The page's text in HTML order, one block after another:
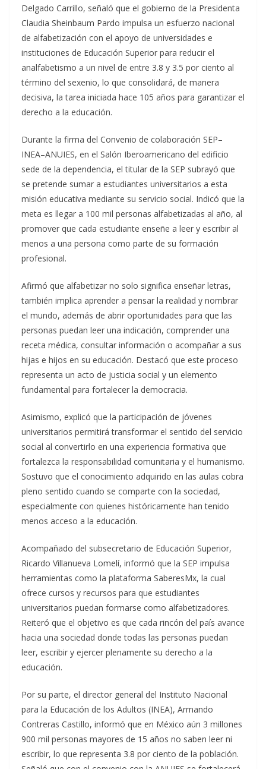
Delgado Carrillo, señaló que el gobierno de la Presidenta
Claudia Sheinbaum Pardo impulsa un esfuerzo nacional
de alfabetización con el apoyo de universidades e
instituciones de Educación Superior para reducir el
analfabetismo a un nivel de entre 3.8 y 3.5 por ciento al
término del sexenio, lo que consolidará, de manera
decisiva, la tarea iniciada hace 105 años para garantizar el
derecho a la educación.
Durante la firma del Convenio de colaboración SEP–
INEA–ANUIES, en el Salón Iberoamericano del edificio
sede de la dependencia, el titular de la SEP subrayó que
se pretende sumar a estudiantes universitarios a esta
misión educativa mediante su servicio social. Indicó que la
meta es llegar a 100 mil personas alfabetizadas al año, al
promover que cada estudiante enseñe a leer y escribir al
menos a una persona como parte de su formación
profesional.
Afirmó que alfabetizar no solo significa enseñar letras,
también implica aprender a pensar la realidad y nombrar
el mundo, además de abrir oportunidades para que las
personas puedan leer una indicación, comprender una
receta médica, consultar información o acompañar a sus
hijas e hijos en su educación. Destacó que este proceso
representa un acto de justicia social y un elemento
fundamental para fortalecer la democracia.
Asimismo, explicó que la participación de jóvenes
universitarios permitirá transformar el sentido del servicio
social al convertirlo en una experiencia formativa que
fortalezca la responsabilidad comunitaria y el humanismo.
Sostuvo que el conocimiento adquirido en las aulas cobra
pleno sentido cuando se comparte con la sociedad,
especialmente con quienes históricamente han tenido
menos acceso a la educación.
Acompañado del subsecretario de Educación Superior,
Ricardo Villanueva Lomelí, informó que la SEP impulsa
herramientas como la plataforma SaberesMx, la cual
ofrece cursos y recursos para que estudiantes
universitarios puedan formarse como alfabetizadores.
Reiteró que el objetivo es que cada rincón del país avance
hacia una sociedad donde todas las personas puedan
leer, escribir y ejercer plenamente su derecho a la
educación.
Por su parte, el director general del Instituto Nacional
para la Educación de los Adultos (INEA), Armando
Contreras Castillo, informó que en México aún 3 millones
900 mil personas mayores de 15 años no saben leer ni
escribir, lo que representa 3.8 por ciento de la población.